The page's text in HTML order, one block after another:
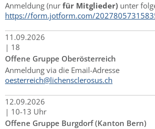
Anmeldung (nur für Mitglieder) unter
https://form.jotform.com/
11.09.2026
| 18
Offene Gruppe Oberösterreich
Anmeldung via die Email-Adresse
oesterreich@lichensclerosus.ch
12.09.2026
| 10-13 Uhr
Offene Gruppe Burgdorf (Kanton Bern)